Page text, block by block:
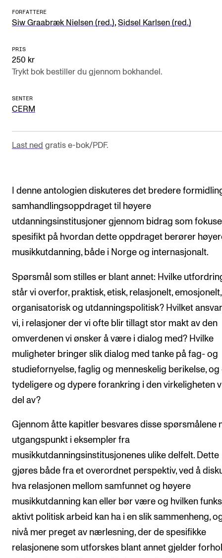
AKTUELT
Nyheter og historier
Ledige stillinger
INFO
Kontakt oss
FORFATTERE
Siw Graabræk Nielsen (red.), Sidsel Karlsen (red.)
PRIS
250 kr
Trykt bok bestiller du gjennom bokhandel.
SENTER
CERM
Last ned gratis e-bok/PDF.
I denne antologien diskuteres det bredere
samhandlingsoppdraget til høyere
utdanningsinstitusjoner gjennom bidrag som
spesifikt på hvordan dette oppdraget berører
musikkutdanning, både i Norge og internasjonalt.
Spørsmål som stilles er blant annet: Hvilke
står vi overfor, praktisk, etisk, relasjonelt, emosjonelt,
organisatorisk og utdanningspolitisk? Hvilket
vi, i relasjoner der vi ofte blir tillagt stor makt av den
omverdenen vi ønsker å være i dialog med? Hvilke
muligheter bringer slik dialog med tanke på fag- og
studiefornyelse, faglig og menneskelig berikelse, og
tydeligere og dypere forankring i den virkeligheten
del av?
Gjennom åtte kapitler besvares disse spørsmålene
utgangspunkt i eksempler fra
musikkutdanningsinstitusjonenes ulike delfelt. Dette
gjøres både fra et overordnet perspektiv, ved å
hva relasjonen mellom samfunnet og høyere
musikkutdanning kan eller bør være og hvilken
aktivt politisk arbeid kan ha i en slik sammenheng,
nivå mer preget av nærlesning, der de spesifikke
relasjonene som utforskes blant annet gjelder